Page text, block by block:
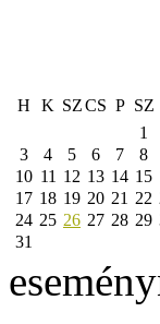
H K SZCS P SZ
1
3
4 5 6 7 8
10 11 12 13 14 15
17 18 19 20 21 22
24 25 26 27 28 29
31